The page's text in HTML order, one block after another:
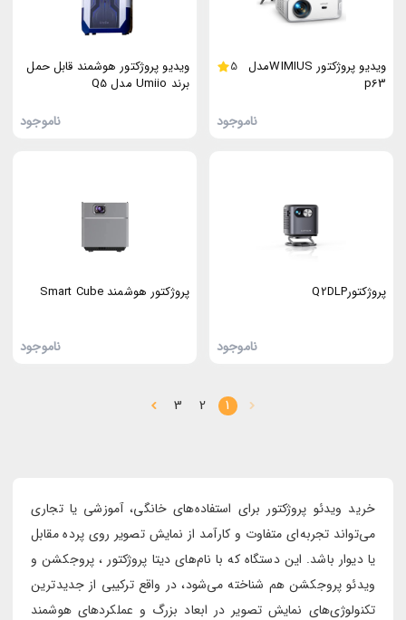
ویدیو پروژکتور WIMIUSمدل
p63
5
ناموجود
ویدیو پروژکتور هوشمند قابل حمل
برند Umiio مدل Q5
ناموجود
پروژکتورQ2DLP
ناموجود
پروژکتور هوشمند Smart Cube
ناموجود
1
2
3
خرید ویدئو پروژکتور برای استفاده‌های خانگی، آموزشی یا تجاری
می‌تواند تجربه‌ای متفاوت و کارآمد از نمایش تصویر روی پرده مقابل
یا دیوار باشد. این دستگاه که با نام‌های دیتا پروژکتور ، پروجکشن و
ویدئو پروجکشن هم شناخته می‌شود، در واقع ترکیبی از جدیدترین
تکنولوژی‌های نمایش تصویر در ابعاد بزرگ و عملکردهای هوشمند